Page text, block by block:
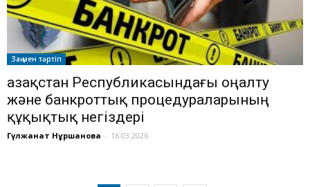
Заң мен тәртіп
Қазақстан Республикасындағы оңалту
және банкроттық процедураларының
құқықтық негіздері
Гүлжанат Нұршанова - 16.03.2026